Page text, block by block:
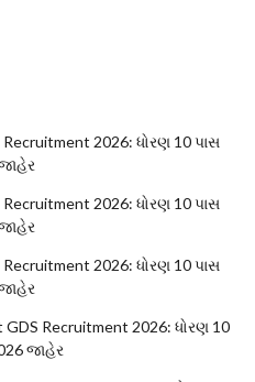
2026: ધોરણ 10 પાસ
2026: ધોરણ 10 પાસ
2026: ધોરણ 10 પાસ
GDS Recruitment 2026: ધોરણ 10
જાહેર